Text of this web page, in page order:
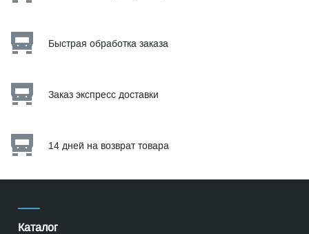
Быстрая обработка заказа
Заказ экспресс доставки
14 дней на возврат товара
Каталог